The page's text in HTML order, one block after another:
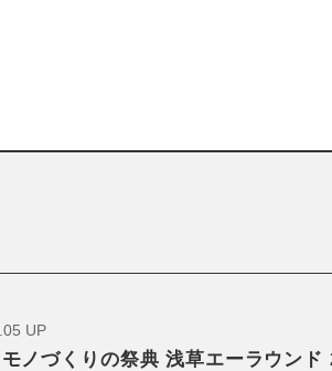
UP
モノづくりの祭典 浅草エーラウン